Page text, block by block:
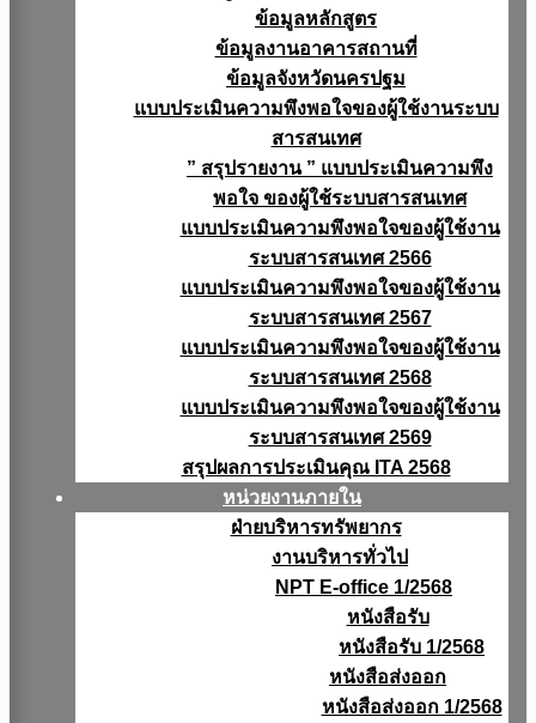
ข้อมูลหลักสูตร
ข้อมูลงานอาคารสถานที่
ข้อมูลจังหวัดนครปฐม
แบบประเมินความพึงพอใจของผู้ใช้งานระบบ
สารสนเทศ
” สรุปรายงาน ” แบบประเมินความพึง
พอใจ ของผู้ใช้ระบบสารสนเทศ
แบบประเมินความพึงพอใจของผู้ใช้งาน
ระบบสารสนเทศ 2566
แบบประเมินความพึงพอใจของผู้ใช้งาน
ระบบสารสนเทศ 2567
แบบประเมินความพึงพอใจของผู้ใช้งาน
ระบบสารสนเทศ 2568
แบบประเมินความพึงพอใจของผู้ใช้งาน
ระบบสารสนเทศ 2569
สรุปผลการประเมินคุณ ITA 2568
หน่วยงานภายใน
ฝ่ายบริหารทรัพยากร
งานบริหารทั่วไป
NPT E-office 1/2568
หนังสือรับ
หนังสือรับ 1/2568
หนังสือส่งออก
หนังสือส่งออก 1/2568